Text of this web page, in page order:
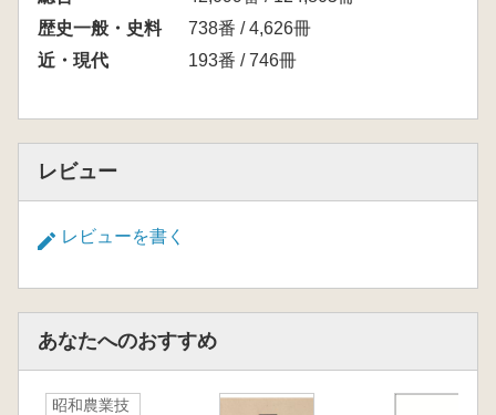
歴史一般・史料
738番 / 4,626冊
近・現代
193番 / 746冊
レビュー
レビューを書く
あなたへのおすすめ
昭和農業技